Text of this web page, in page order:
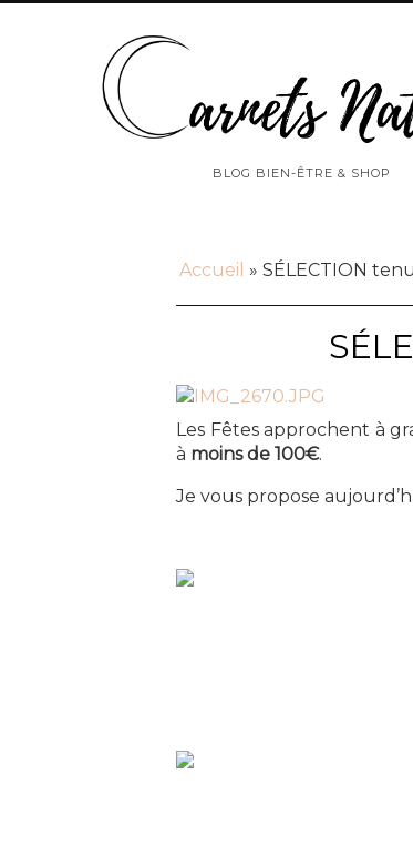
BLOG BIEN-ÊTRE & SHOP
Accueil » SÉLECTION
Les Fêtes approchent à
à moins de 100€.
Je vous propose